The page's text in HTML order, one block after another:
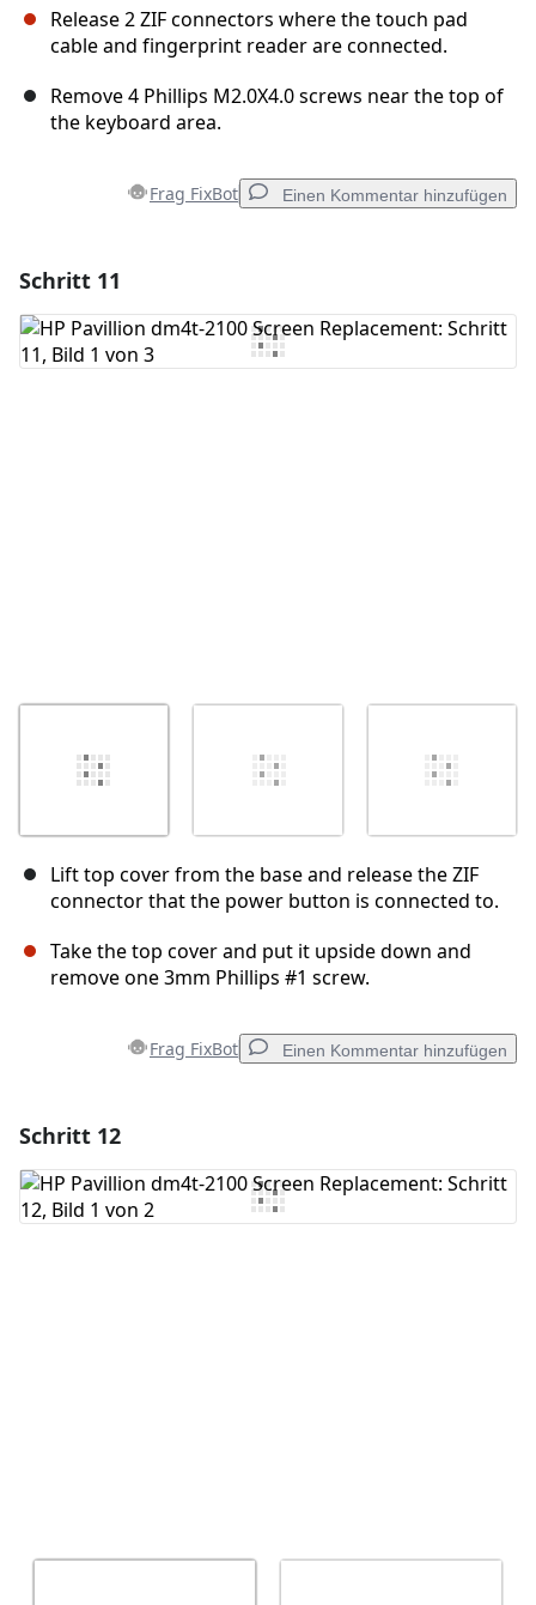
Release 2 ZIF connectors where the touch pad
cable and fingerprint reader are connected.
Remove 4 Phillips M2.0X4.0 screws near the top of
the keyboard area.
Frag FixBot Einen Kommentar hinzufügen
Kommentar hinzufügen
Schritt 11
Lift top cover from the base and release the ZIF
connector that the power button is connected to.
Take the top cover and put it upside down and
remove one 3mm Phillips #1 screw.
Frag FixBot Einen Kommentar hinzufügen
Kommentar hinzufügen
Schritt 12